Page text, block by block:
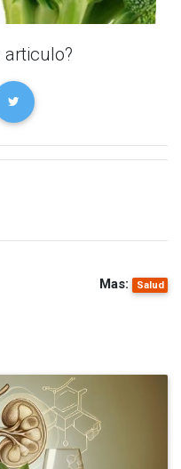
articulo?
Mas: Salud